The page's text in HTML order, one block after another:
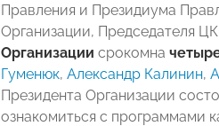
Правления и Президиума
Организации, Председателя
Организации срокомна
Гуменюк, Александр Калинин,
Президента Организации
ознакомиться с программами